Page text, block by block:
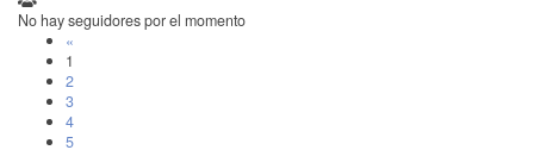
No hay seguidores por el momento
«
1
2
3
4
5